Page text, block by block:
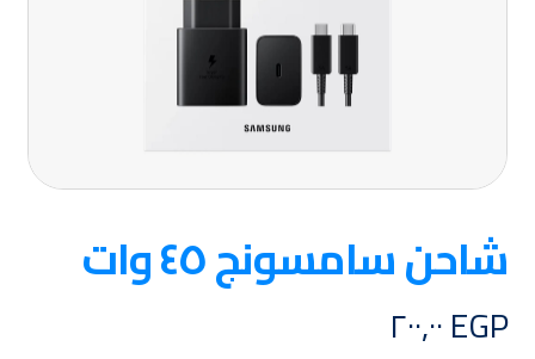
شاحن سامسونج ٤٥ وات
EGP